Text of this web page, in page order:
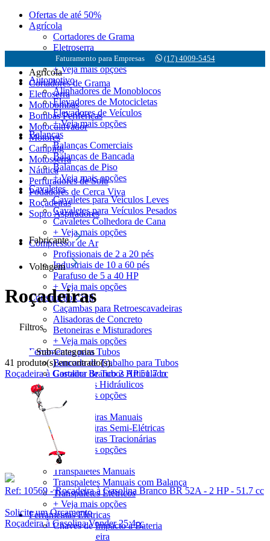
Ofertas de até 50%
Agrícola
Cortadores de Grama
Eletroserra
Motobombas
+ Veja mais opções
Automotivo
Alinhadores de Monoblocos
Elevadores de Motocicletas
Elevadores de Veículos
+ Veja mais opções
Balanças
Balanças Comerciais
Balanças de Bancada
Balanças de Piso
+ Veja mais opções
Cavaletes
Cavaletes para Veículos Leves
Cavaletes para Veículos Pesados
Cavaletes Colhedora de Cana
+ Veja mais opções
Compressor de Ar
Profissionais de 2 a 20 pés
Industriais de 10 a 60 pés
Parafuso de 5 a 40 HP
+ Veja mais opções
Construção Civil
Caçambas para Retroescavadeiras
Alisadoras de Concreto
Betoneiras e Misturadores
+ Veja mais opções
Ferramentas para Tubos
Bancada de Trabalho para Tubos
Cortador de Tubos Articulado
Curvadores Hidráulicos
+ Veja mais opções
Empilhadeiras
Empilhadeiras Manuais
Empilhadeiras Semi-Elétricas
Empilhadeiras Tracionárias
+ Veja mais opções
Transpaletes
Transpaletes Manuais
Transpaletes Manuais com Balança
Transpaletes Elétricos
+ Veja mais opções
Ferramentas Elétricas
Chaves de Impacto à Bateria
Esmerilhadeira
Faturamento para Empresas (17) 4009-5454
Agrícola
Cortadores de Grama
Eletroserra
Motobombas
Bombas Periféricas
Motocultivador
Motores
Camping
Motosserra
Náutica
Perfuradores de Solo
Podadores de Cerca Viva
Roçadeiras
Sopro Aspiradores
Fabricante
Voltagem
Roçadeiras
Filtros
Sub-Categorias
41 produto(s) encontrado(s).
Roçadeira à Gasolina Branco 2 HP 51.7 cc
Ref: 10569 - Roçadeira à Gasolina Branco BR 52A - 2 HP - 51.7 cc
Solicite um Orçamento
Roçadeira à Gasolina Vonder 25.4cc